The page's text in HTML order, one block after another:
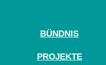
BÜNDNIS
PROJEKTE